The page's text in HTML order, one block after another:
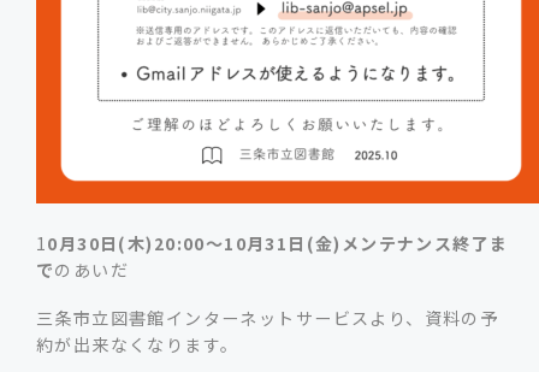
10月30日(木)20:00～10月31日(金)メンテナンス終了ま
でのあいだ
三条市立図書館インターネットサービスより、資料の予
約が出来なくなります。